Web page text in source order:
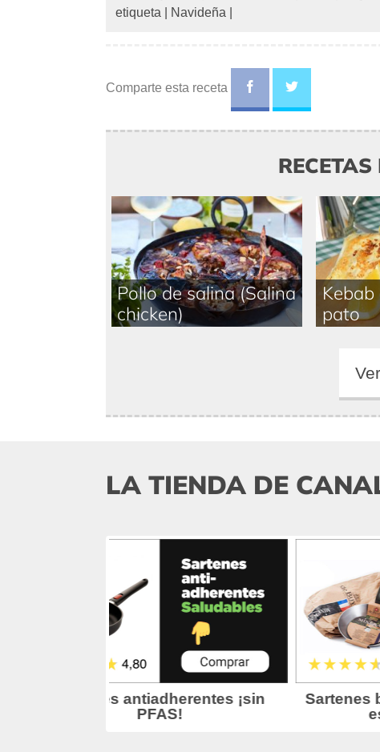
etiqueta
Navideña
Comparte esta receta
Pollo de salina (Salina
chicken)
pato
LA TIENDA DE